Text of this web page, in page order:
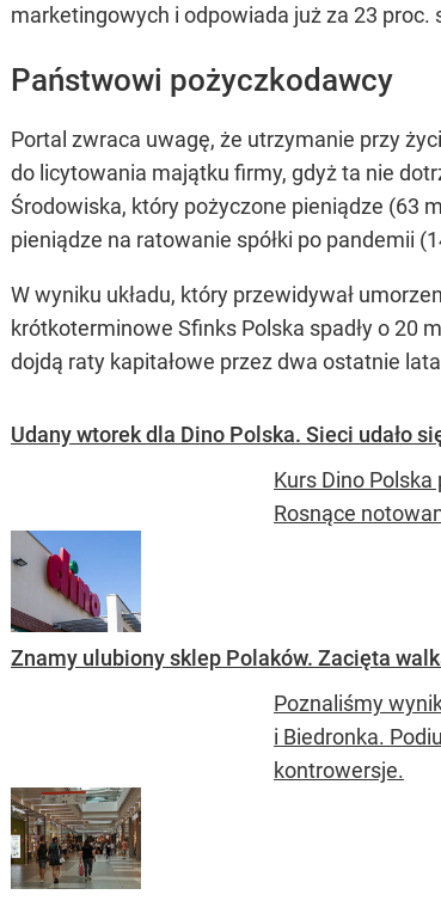
marketingowych i odpowiada już za 23 proc.
Państwowi pożyczkodawcy
Portal zwraca uwagę, że utrzymanie przy
do licytowania majątku firmy, gdyż ta nie
Środowiska, który pożyczone pieniądze (63
pieniądze na ratowanie spółki po pandemii
W wyniku układu, który przewidywał
krótkoterminowe Sfinks Polska spadły o 20
dojdą raty kapitałowe przez dwa ostatnie
Udany wtorek dla Dino Polska. Sieci udało
Kurs Dino
Rosnące
Znamy ulubiony sklep Polaków. Zacięta
Poznaliśmy
i Biedronka.
kontrowersje.